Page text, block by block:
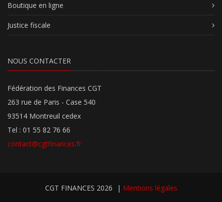
Boutique en ligne
Justice fiscale
NOUS CONTACTER
Fédération des Finances CGT
263 rue de Paris - Case 540
93514 Montreuil cedex
Tel : 01 55 82 76 66
contact@cgtfinances.fr
CGT FINANCES 2026 | Mentions légales